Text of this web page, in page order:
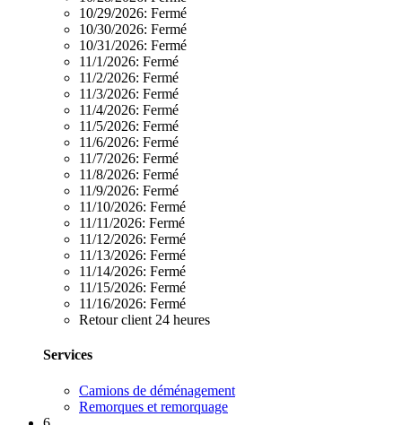
10/29/2026: Fermé
10/30/2026: Fermé
10/31/2026: Fermé
11/1/2026: Fermé
11/2/2026: Fermé
11/3/2026: Fermé
11/4/2026: Fermé
11/5/2026: Fermé
11/6/2026: Fermé
11/7/2026: Fermé
11/8/2026: Fermé
11/9/2026: Fermé
11/10/2026: Fermé
11/11/2026: Fermé
11/12/2026: Fermé
11/13/2026: Fermé
11/14/2026: Fermé
11/15/2026: Fermé
11/16/2026: Fermé
Retour client 24 heures
Services
Camions de déménagement
Remorques et remorquage